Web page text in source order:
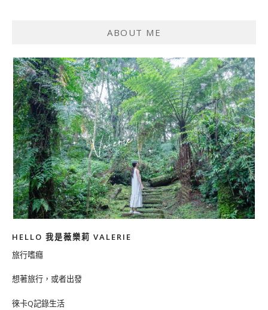
ABOUT ME
HELLO 我是薇樂莉 VALERIE
旅行嗜癮
想著旅行，或者出發
徠卡Q記錄生活